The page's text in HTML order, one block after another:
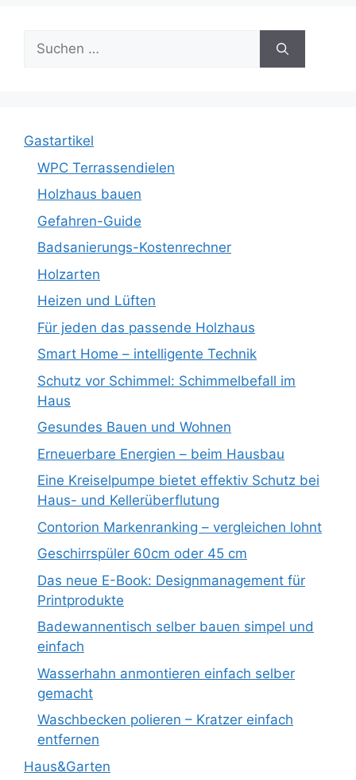
Suche
nach:
Gastartikel
WPC Terrassendielen
Holzhaus bauen
Gefahren-Guide
Badsanierungs-Kostenrechner
Holzarten
Heizen und Lüften
Für jeden das passende Holzhaus
Smart Home – intelligente Technik
Schutz vor Schimmel: Schimmelbefall im
Haus
Gesundes Bauen und Wohnen
Erneuerbare Energien – beim Hausbau
Eine Kreiselpumpe bietet effektiv Schutz bei
Haus- und Kellerüberflutung
Contorion Markenranking – vergleichen lohnt
Geschirrspüler 60cm oder 45 cm
Das neue E-Book: Designmanagement für
Printprodukte
Badewannentisch selber bauen simpel und
einfach
Wasserhahn anmontieren einfach selber
gemacht
Waschbecken polieren – Kratzer einfach
entfernen
Haus&Garten